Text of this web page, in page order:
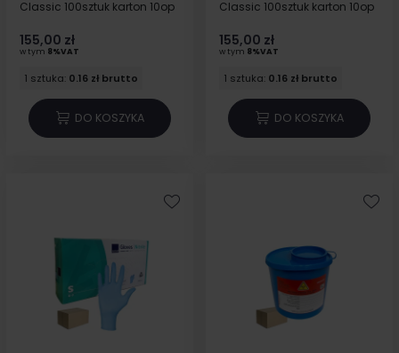
Classic 100sztuk karton 10op
155,00 zł
w tym 8%VAT
1 sztuka: 0.16 zł brutto
DO KOSZYKA
Classic 100sztuk karton 10op
155,00 zł
w tym 8%VAT
1 sztuka: 0.16 zł brutto
DO KOSZYKA